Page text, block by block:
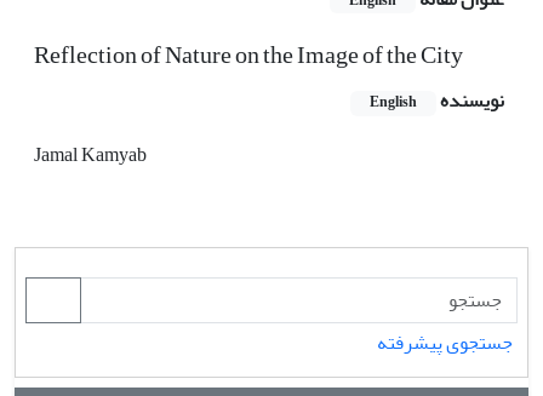
Reflection of Nature on the Image of the City
نویسنده English
Jamal Kamyab
جستجوی پیشرفته